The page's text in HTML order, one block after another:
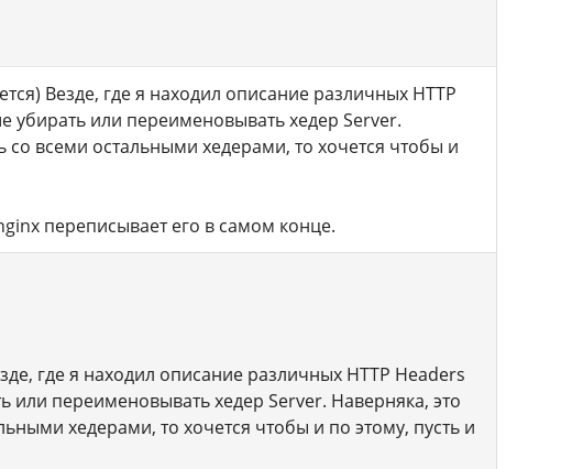
Везде, где я находил описание различных HTTP
убирать или переименовывать хедер Server.
всеми остальными хедерами, то хочется чтобы и
переписывает его в самом конце.
где я находил описание различных HTTP Headers
или переименовывать хедер Server. Наверняка, это
хедерами, то хочется чтобы и по этому, пусть и